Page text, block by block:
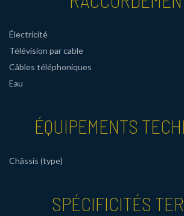
Électricité
Télévision par cable
Câbles téléphoniques
Eau
ÉQUIPEMENTS
Châssis (type)
SPÉCIFICITÉS